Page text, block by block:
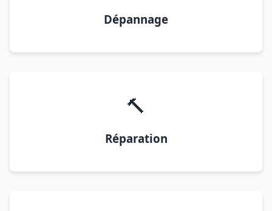
Dépannage
🔨
Réparation